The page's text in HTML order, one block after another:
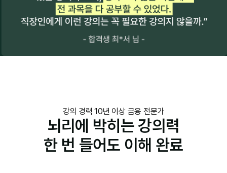
강의 경력 10년 이상 금융 전문가
뇌리에 박히는 강의력
한 번 들어도 이해 완료